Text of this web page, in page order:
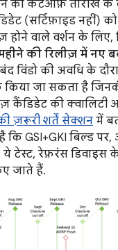
की कटऑफ़ तारीख के
(सर्टिफ़ाइड नहीं)
होने वाले वर्शन के
की रिलीज़ में नए
बंद विंडो की अवधि के
किया जा सकता है
कैंडिडेट की क्वालिटी
ज़रूरी शर्तें सेक्शनमें
है कि GSI+GKI बिल्ड
ये टेस्ट, रेफ़रंस डिवाइस
जाते हैं.